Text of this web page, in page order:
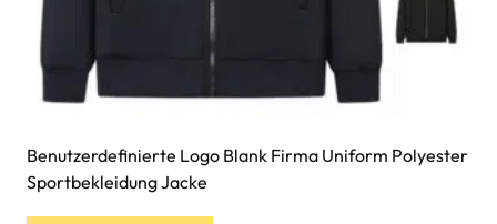
Benutzerdefinierte Logo Blank Firma Uniform Polyester
Sportbekleidung Jacke